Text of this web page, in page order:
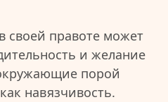
своей правоте может
и желание
порой
навязчивость.